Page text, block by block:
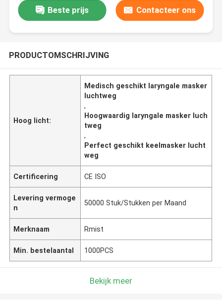
Beste prijs Contacteer ons
PRODUCTOMSCHRIJVING
Hoog licht:
Medisch geschikt laryngale masker
luchtweg
,
Hoogwaardig laryngale masker luch
tweg
,
Perfect geschikt keelmasker lucht
weg
Certificering CE ISO
Levering vermoge
n
50000 Stuk/Stukken per Maand
Merknaam Rmist
Min. bestelaantal 1000PCS
Bekijk meer